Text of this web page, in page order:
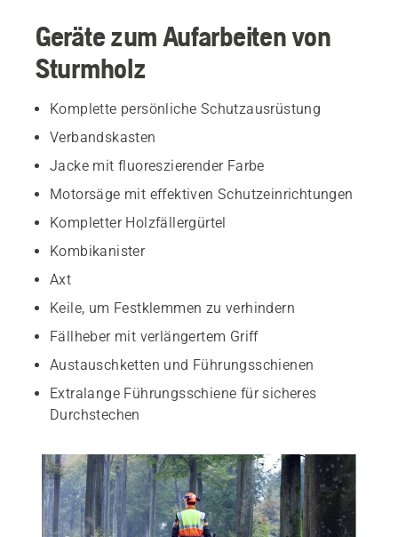
Geräte zum Aufarbeiten von
Sturmholz
Komplette persönliche Schutzausrüstung
Verbandskasten
Jacke mit fluoreszierender Farbe
Motorsäge mit effektiven Schutzeinrichtungen
Kompletter Holzfällergürtel
Kombikanister
Axt
Keile, um Festklemmen zu verhindern
Fällheber mit verlängertem Griff
Austauschketten und Führungsschienen
Extralange Führungsschiene für sicheres
Durchstechen